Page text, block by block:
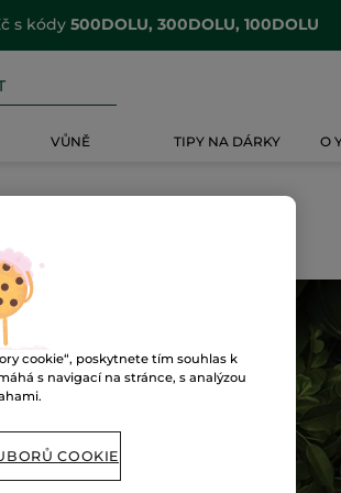
s kódy 500DOLU, 300DOLU, 100DOLU
VŮNĚ TIPY NA DÁRKY O
you can continue browsing
cookie“, poskytnete tím souhlas k
s navigací na stránce, s analýzou
COOKIE